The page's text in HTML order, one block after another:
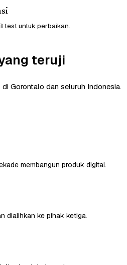
test untuk perbaikan.
teruji
Gorontalo dan seluruh Indonesia.
membangun produk digital.
dialihkan ke pihak ketiga.